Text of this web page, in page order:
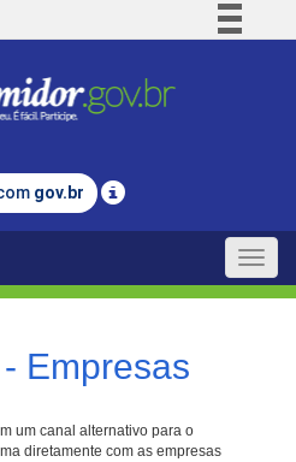
Comunica BR
Legislação
gov.br
Toggle
Empresas
um canal alternativo para o
diretamente com as empresas